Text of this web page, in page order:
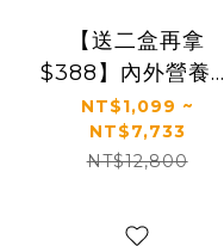
【送二盒再拿
$388】內外營養補
給｜最有感的膠原
蛋白胜肽｜【食技
研】德國專利膠原
包/盒，多規格)
NT$1,099 ~
NT$7,733
NT$12,800